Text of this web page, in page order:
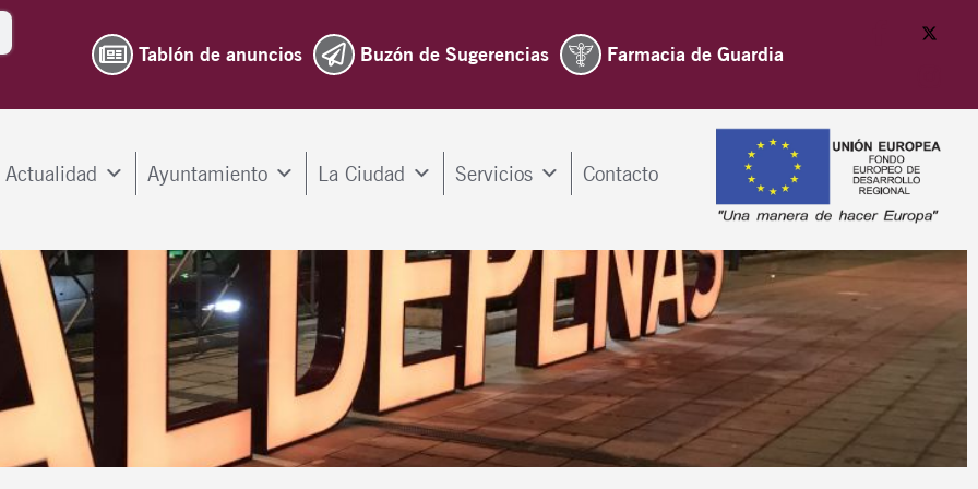
Tablón de anuncios Buzón de Sugerencias Farmacia de Guardia
Actualidad Ayuntamiento La Ciudad Servicios Contacto